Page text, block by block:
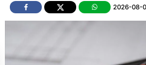
2026-08-